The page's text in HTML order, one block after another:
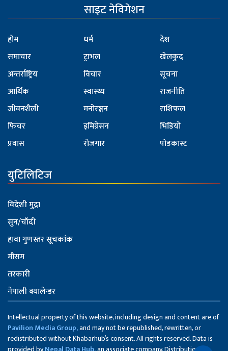
साइट नेविगेशन
होम
समाचार
अन्तर्राष्ट्रिय
आर्थिक
जीवनशैली
फिचर
प्रवास
धर्म
ट्राभल
विचार
स्वास्थ्य
मनोरञ्जन
इमिग्रेसन
रोजगार
देश
खेलकुद
सूचना
राजनीति
राशिफल
भिडियो
पोडकास्ट
युटिलिटिज
विदेशी मुद्रा
सुन/चाँदी
हावा गुणस्तर सूचकांक
मौसम
तरकारी
नेपाली क्यालेन्डर
Intellectual property of this website, including design and content are of
Pavilion Media Group,and may not be republished, rewritten, or
redistributed without Khabarhub’s consent. All rights reserved. Data is